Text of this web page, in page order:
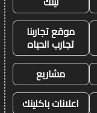
موقع تجاربنا
تجارب الحياه
مشاريع
اعلانات باكلينك